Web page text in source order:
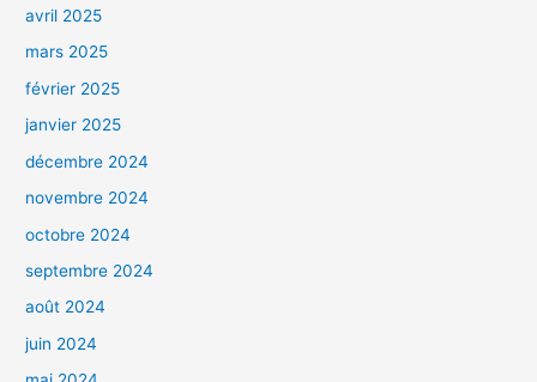
avril 2025
mars 2025
février 2025
janvier 2025
décembre 2024
novembre 2024
octobre 2024
septembre 2024
août 2024
juin 2024